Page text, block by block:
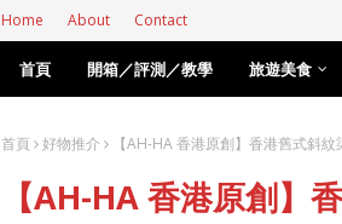
Home About Contact
首頁 開箱／評測／教學 旅遊美食
首頁 好物推介 【AH-HA 香港原創】香港舊式斜
【AH-HA 香港原創】